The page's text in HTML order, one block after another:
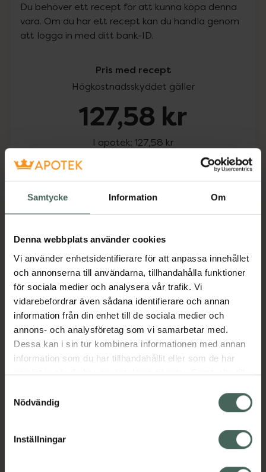
Samtycke Information Om
Denna webbplats använder cookies
Vi använder enhetsidentifierare för att anpassa innehållet
och annonserna till användarna, tillhandahålla funktioner
för sociala medier och analysera vår trafik. Vi
vidarebefordrar även sådana identifierare och annan
information från din enhet till de sociala medier och
annons- och analysföretag som vi samarbetar med.
Dessa kan i sin tur kombinera informationen med annan
information som du har tillhandahållit eller som de har
samlat in när du har använt deras tjänster. Samtycke till
återkalla ditt samtycke via webbplatsens
cookieinställningar. Ett återkallat samtycke påverkar inte
lagligheten av behandling som skett innan återkallelsen.
Nödvändig
Inställningar
Du behöver ett recept för att kunna köpa denna
vara. Om du har ett recept kan du handla genom
att logga in med ditt bank-ID.
Pris med recept
Högkostnadsskyddet gäller
127,58 kr
I apotek: 127,58 kr
Köp via ditt recept
Fler produkter från Citodon
Dölj
Läs alltid bipacksedeln innan
användning.
EAN:07046265299660
Visa